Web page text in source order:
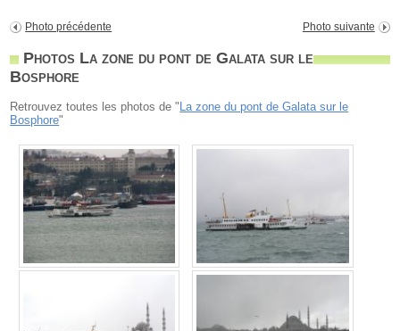
Photo précédente Photo suivante
Photos La zone du pont de Galata sur le
Bosphore
Retrouvez toutes les photos de " La zone du pont de Galata sur le
Bosphore"